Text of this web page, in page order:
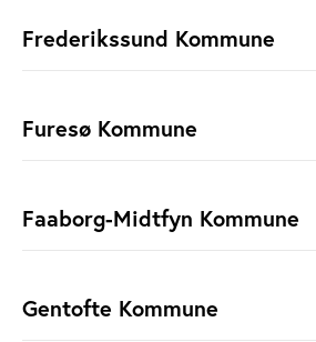
Frederikssund Kommune
Furesø Kommune
Faaborg-Midtfyn Kommune
Gentofte Kommune